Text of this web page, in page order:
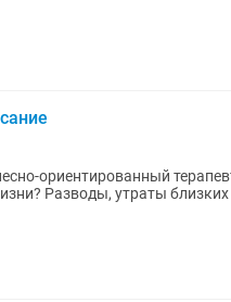
ориентированный
Разводы, утраты